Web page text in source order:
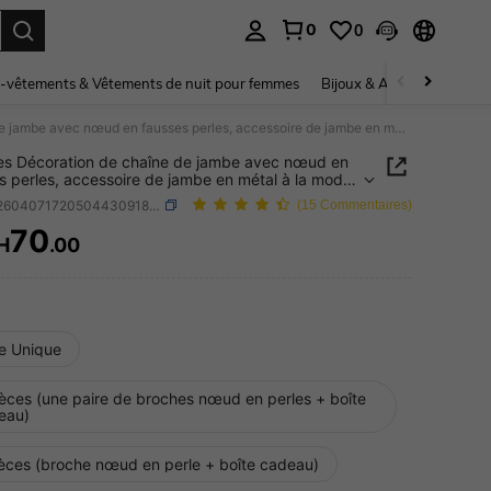
0 0
vêtements & Vêtements de nuit pour femmes Bijoux & Accessoires pour
2 pièces Décoration de chaîne de jambe avec nœud en fausses perles, accessoire de jambe en métal à la mode, broche multifonctionnelle pour femmes
Décoration de chaîne de jambe avec nœud en
perles, accessoire de jambe en métal à la mode,
multifonctionnelle pour femmes
(15 Commentaires)
AND AVAILABILITY
70.00
Unique
(une paire de broches nœud en perles + boîte
(broche nœud en perle + boîte cadeau)